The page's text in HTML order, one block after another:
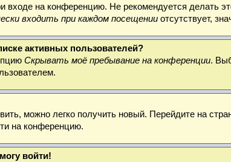
входе на конференцию. Не рекомендуется делать
входить при каждом посещении отсутствует,
активных пользователей?
Скрывать моё пребывание на конференции.
можно легко получить новый. Перейдите на
на конференцию.
войти!